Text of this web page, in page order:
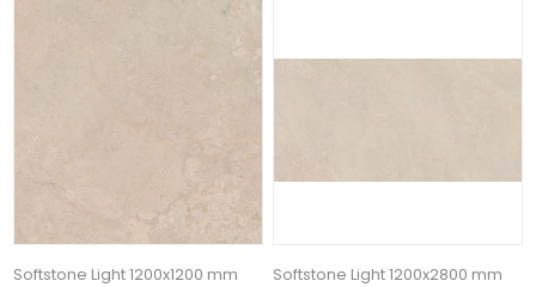
Softstone Light 1200x1200 mm Softstone Light 1200x2800 mm